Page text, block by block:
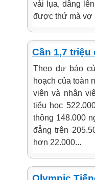
vải lụa, dâng
được thứ mà vợ
Cần 1,7
Theo dự báo
hoạch của toàn
viên và nhân
tiểu học
thông 148.000
đẳng trên
hơn 22.000...